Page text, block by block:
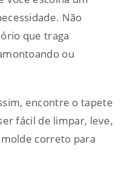
Não
que traga
ou
encontre o tapete
fácil de limpar, leve,
correto para